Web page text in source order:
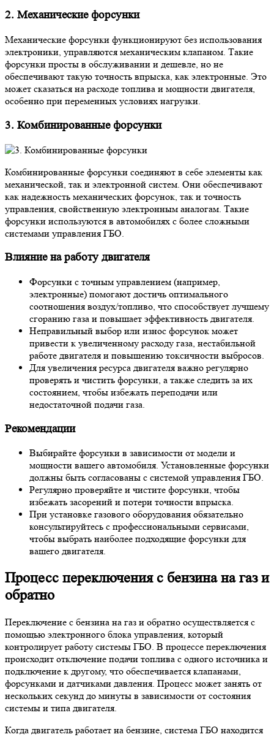
2. Механические форсунки
Механические форсунки функционируют без использования
электроники, управляются механическим клапаном. Такие
форсунки просты в обслуживании и дешевле, но не
обеспечивают такую точность впрыска, как электронные. Это
может сказаться на расходе топлива и мощности двигателя,
особенно при переменных условиях нагрузки.
3. Комбинированные форсунки
Комбинированные форсунки соединяют в себе элементы как
механической, так и электронной систем. Они обеспечивают
как надежность механических форсунок, так и точность
управления, свойственную электронным аналогам. Такие
форсунки используются в автомобилях с более сложными
системами управления ГБО.
Влияние на работу двигателя
Форсунки с точным управлением (например,
электронные) помогают достичь оптимального
соотношения воздух/топливо, что способствует лучшему
сгоранию газа и повышает эффективность двигателя.
Неправильный выбор или износ форсунок может
привести к увеличенному расходу газа, нестабильной
работе двигателя и повышению токсичности выбросов.
Для увеличения ресурса двигателя важно регулярно
проверять и чистить форсунки, а также следить за их
состоянием, чтобы избежать переподачи или
недостаточной подачи газа.
Рекомендации
Выбирайте форсунки в зависимости от модели и
мощности вашего автомобиля. Установленные форсунки
должны быть согласованы с системой управления ГБО.
Регулярно проверяйте и чистите форсунки, чтобы
избежать засорений и потери точности впрыска.
При установке газового оборудования обязательно
консультируйтесь с профессиональными сервисами,
чтобы выбрать наиболее подходящие форсунки для
вашего двигателя.
Процесс переключения с бензина на газ и
обратно
Переключение с бензина на газ и обратно осуществляется с
помощью электронного блока управления, который
контролирует работу системы ГБО. В процессе переключения
происходит отключение подачи топлива с одного источника и
подключение к другому, что обеспечивается клапанами,
форсунками и датчиками давления. Процесс может занять от
нескольких секунд до минуты в зависимости от состояния
системы и типа двигателя.
Когда двигатель работает на бензине, система ГБО находится